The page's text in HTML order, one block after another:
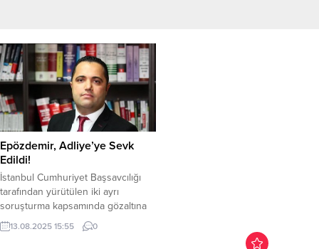
Epözdemir, Adliye’ye Sevk
Edildi!
İstanbul Cumhuriyet Başsavcılığı
tarafından yürütülen iki ayrı
soruşturma kapsamında gözaltına
alınan avukat Rezan Epözdemir,
adliyeye sevk edildi. 10 Ağustos’ta
13.08.2025 15:55 0